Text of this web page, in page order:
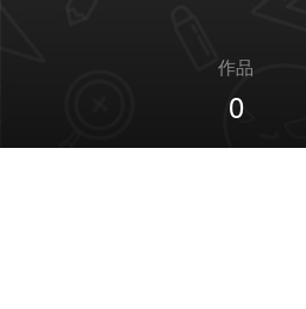
作品
0